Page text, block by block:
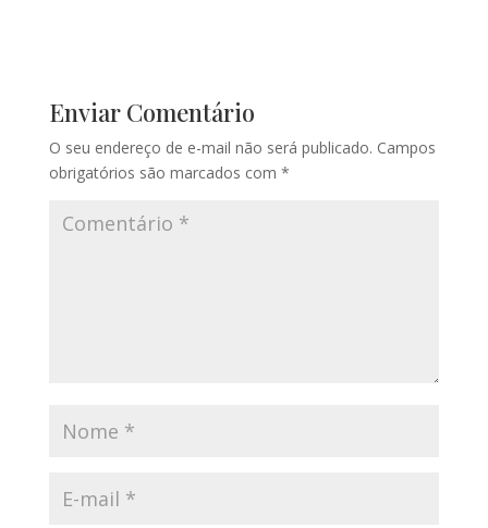
Enviar Comentário
O seu endereço de e-mail não será publicado. Campos
obrigatórios são marcados com *